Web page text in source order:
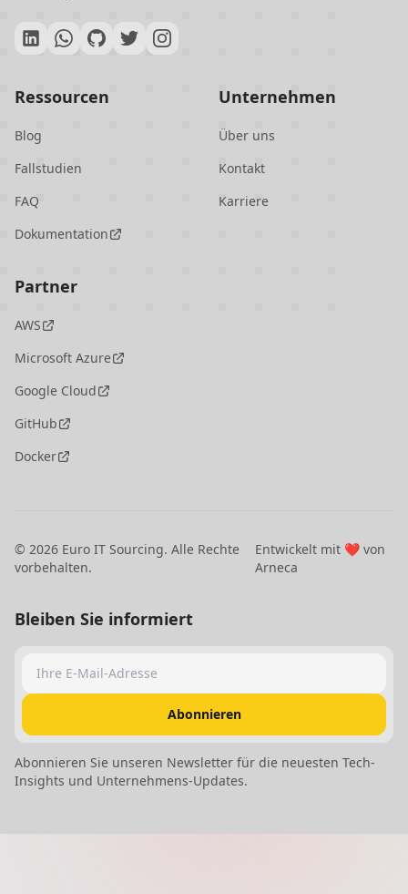
Ressourcen
Blog
Fallstudien
FAQ
Dokumentation
Unternehmen
Über uns
Kontakt
Karriere
Partner
AWS
Microsoft Azure
Google Cloud
GitHub
Docker
© 2026 Euro IT Sourcing. Alle Rechte
vorbehalten.
Entwickelt mit ❤️ von
Arneca
Bleiben Sie informiert
Ihre E-Mail-Adresse
Abonnieren
Abonnieren Sie unseren Newsletter für die neuesten Tech-
Insights und Unternehmens-Updates.